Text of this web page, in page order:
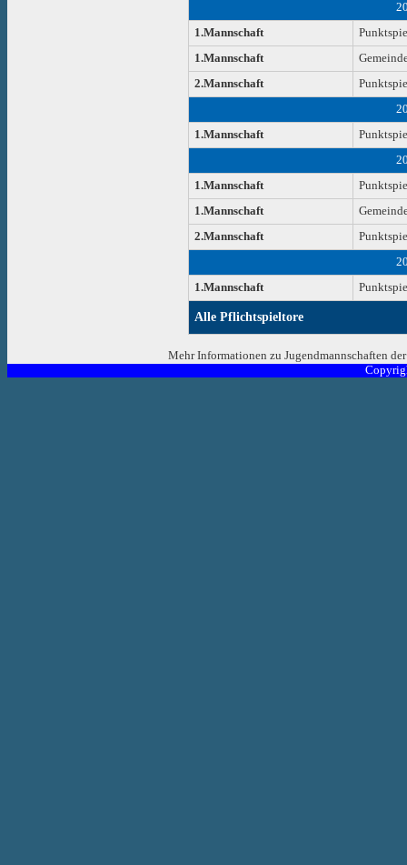
1.Mannschaft
1.Mannschaft
2.Mannschaft
1.Mannschaft
1.Mannschaft
1.Mannschaft
2.Mannschaft
1.Mannschaft
Alle Pflichtspieltore
Mehr Informationen zu Jugendmannschaften